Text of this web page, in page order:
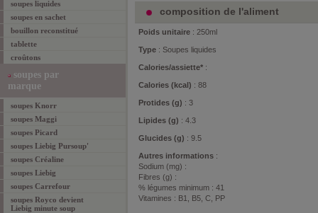
soupes liquides
soupes en sachet
bouillon reconstitué
tablette
croûtons
soupes par
marque
soupes Knorr
soupes Maggi
soupes Picard
soupes Liebig Pursoup'
soupes Créaline
soupes Liebig
soupes Carrefour
soupes Royco devient
Liebig minute soup
composition de l'aliment
Poids unitaire : 250ml
Type : Soupes liquides
Calories/assiette* :
Calories (kcal) : 88
Protides (g) : 3
Lipides (g) : 4.3
Glucides (g) : 9.5
Autres informations :
Sodium (mg) :
Fibres (g) :
% légumes minimum : 41
Vitamines : B1, B5, C, PP